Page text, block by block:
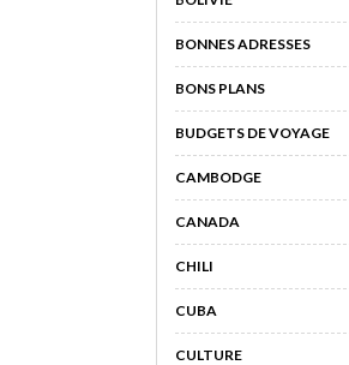
BONNES ADRESSES
BONS PLANS
BUDGETS DE VOYAGE
CAMBODGE
CANADA
CHILI
CUBA
CULTURE